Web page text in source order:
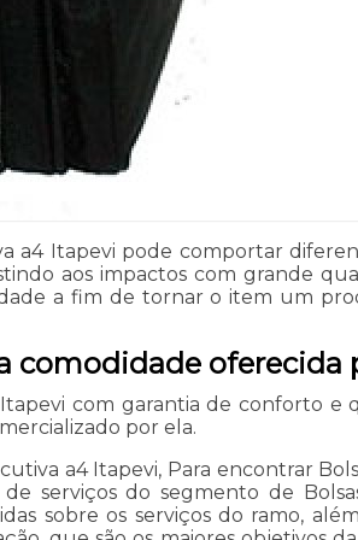
a4 Itapevi pode comportar
aos impactos com grande
a fim de tornar o item um
comodidade oferecida
com garantia de conforto e
por ela.
a4 Itapevi, Para encontrar
serviços do segmento de
sobre os serviços do ramo,